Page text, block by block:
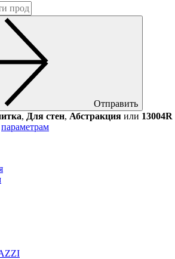
Отправить
, Для стен, Абстракция или 13004R
параметрам